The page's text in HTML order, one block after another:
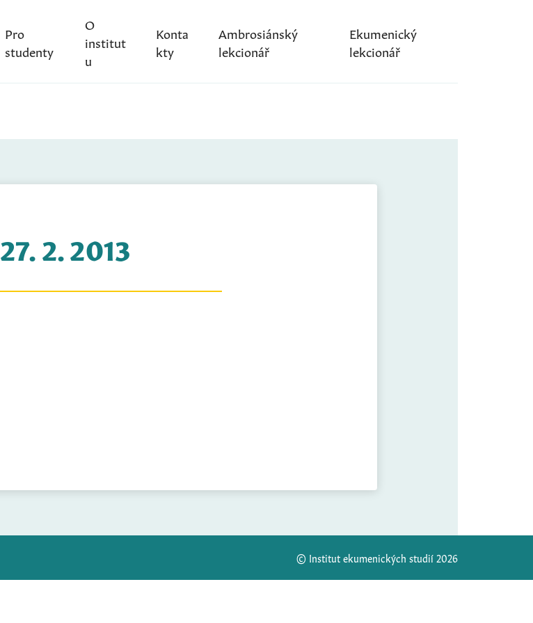
Pro
studenty
O
institut
u
Konta
kty
Ambrosiánský
lekcionář
Ekumenický
lekcionář
27. 2. 2013
© Institut ekumenických studií 2026